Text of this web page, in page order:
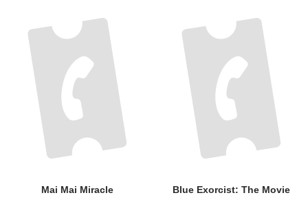
Mai Mai Miracle Blue Exorcist: The Movie